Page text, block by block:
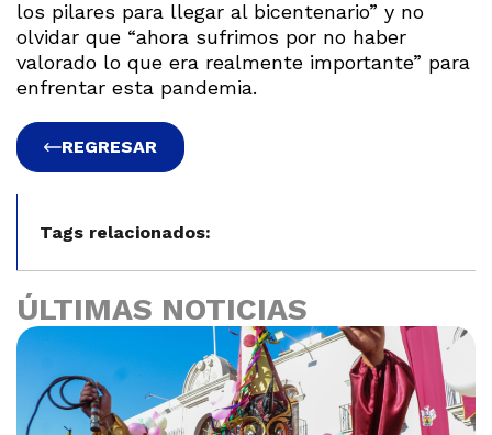
los pilares para llegar al bicentenario” y no
olvidar que “ahora sufrimos por no haber
valorado lo que era realmente importante” para
enfrentar esta pandemia.
REGRESAR
Tags relacionados:
ÚLTIMAS NOTICIAS